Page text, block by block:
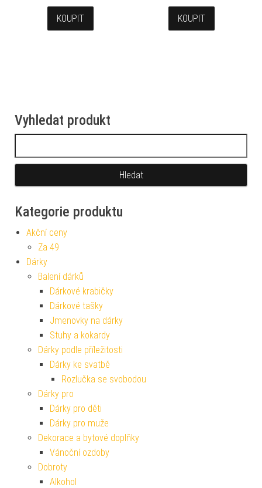
KOUPIT KOUPIT
Vyhledat produkt
Kategorie produktu
Akční ceny
Za 49
Dárky
Balení dárků
Dárkové krabičky
Dárkové tašky
Jmenovky na dárky
Stuhy a kokardy
Dárky podle příležitosti
Dárky ke svatbě
Rozlučka se svobodou
Dárky pro
Dárky pro děti
Dárky pro muže
Dekorace a bytové doplňky
Vánoční ozdoby
Dobroty
Alkohol